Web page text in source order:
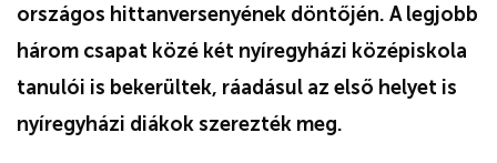
országos hittanversenyének döntőjén. A legjobb
három csapat közé két nyíregyházi középiskola
tanulói is bekerültek, ráadásul az első helyet is
nyíregyházi diákok szerezték meg.